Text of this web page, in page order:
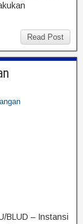
Read Post
BLUD – Instansi